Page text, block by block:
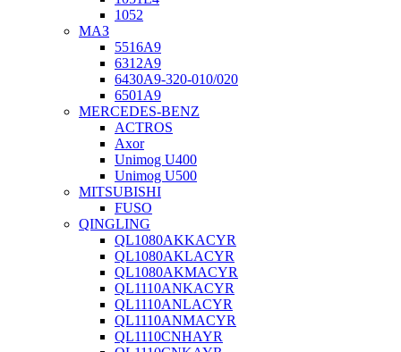
1052
МАЗ
5516А9
6312А9
6430А9-320-010/020
6501А9
MERCEDES-BENZ
ACTROS
Axor
Unimog U400
Unimog U500
MITSUBISHI
FUSO
QINGLING
QL1080AKKACYR
QL1080AKLACYR
QL1080AKMACYR
QL1110ANKACYR
QL1110ANLACYR
QL1110ANMACYR
QL1110CNHAYR